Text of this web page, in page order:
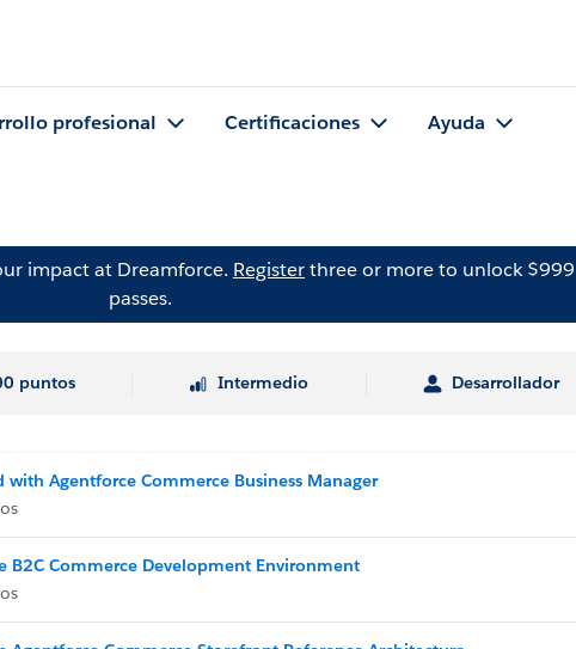
profesional Certificaciones Ayuda
impact at Dreamforce. Registerthree or more to unlock $999
passes.
puntos Intermedio Desarrollador
with Agentforce Commerce Business Manager
B2C Commerce Development Environment